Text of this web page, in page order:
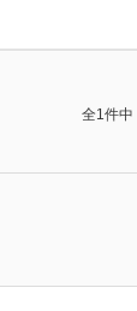
全1件中